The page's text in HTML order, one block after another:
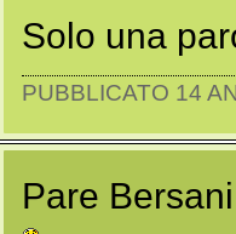
Solo una
PUBBLICATO 14
Pare